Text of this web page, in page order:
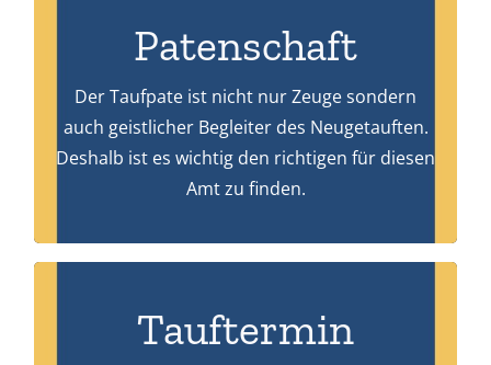
Patenschaft
Der Taufpate ist nicht nur Zeuge sondern
auch geistlicher Begleiter des Neugetauften.
Deshalb ist es wichtig den richtigen für diesen
Amt zu finden.
Beginnen Sie rechtzeitig mit der Suche nach
dem passenden Taufpaten. Unten winden Sie
Infos die Ihnen dabei behilflich sein können.
Tauftermin